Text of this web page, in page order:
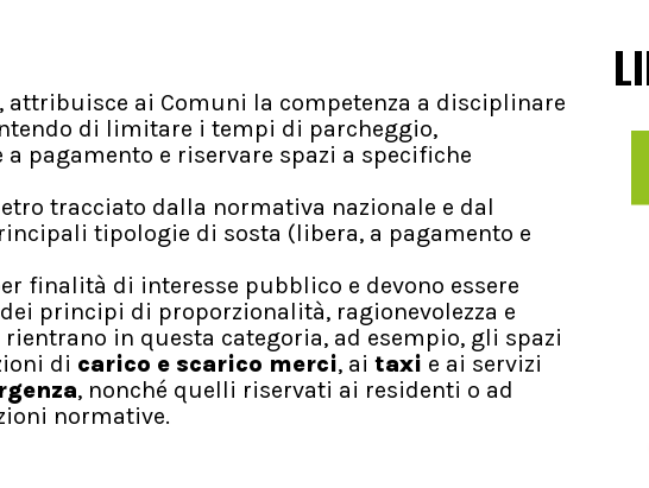
ai Comuni la competenza a disciplinare
di limitare i tempi di parcheggio,
pagamento e riservare spazi a specifiche
tracciato dalla normativa nazionale e dal
tipologie di sosta (libera, a pagamento e
finalità di interesse pubblico e devono essere
principi di proporzionalità, ragionevolezza e
in questa categoria, ad esempio, gli spazi
di carico e scarico merci, ai taxi e ai servizi
, nonché quelli riservati ai residenti o ad
normative.